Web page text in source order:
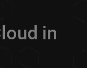
in